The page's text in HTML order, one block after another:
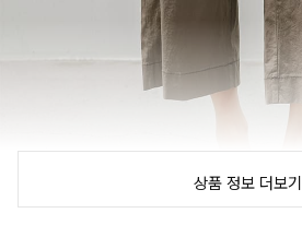
상품 정보 더보기